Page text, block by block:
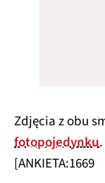
Zdjęcia z obu
fotopojedynku.
[ANKIETA:1669